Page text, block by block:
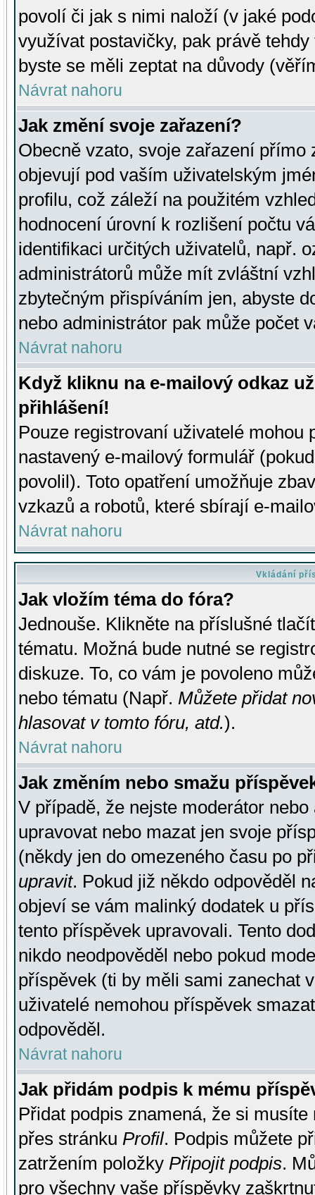
povolí či jak s nimi naloží (v jaké
využívat postavičky, pak právě
byste se měli zeptat na důvody
Návrat nahoru
Jak změní svoje zařazení?
Obecně vzato, svoje zařazení přímo
objevují pod vaším uživatelským
profilu, což záleží na použitém
hodnocení úrovní k rozlišení počtu
identifikaci určitých uživatelů, např.
administrátorů může mít zvláštní
zbytečným přispíváním jen, abyste
nebo administrátor pak může počet
Návrat nahoru
Když kliknu na e-mailový odkaz
přihlášení!
Pouze registrovaní uživatelé mohou
nastavený e-mailový formulář
povolil). Toto opatření umožňuje
vzkazů a robotů, které sbírají e-
Návrat nahoru
Vkládání
Jak vložím téma do fóra?
Jednouše. Klikněte na příslušné
tématu. Možná bude nutné se
diskuze. To, co vám je povoleno
nebo tématu (Např. Můžete přidat
hlasovat v tomto fóru, atd.).
Návrat nahoru
Jak změním nebo smažu
V případě, že nejste moderátor
upravovat nebo mazat jen svoje
(někdy jen do omezeného času po
upravit. Pokud již někdo odpověděl
objeví se vám malinký dodatek u
tento příspěvek upravovali. Tento
nikdo neodpověděl nebo pokud
příspěvek (ti by měli sami zanechat
uživatelé nemohou příspěvek
odpověděl.
Návrat nahoru
Jak přidám podpis k mému
Přidat podpis znamená, že si
přes stránku Profil. Podpis můžete
zatržením položky Připojit podpis.
pro všechny vaše příspěvky